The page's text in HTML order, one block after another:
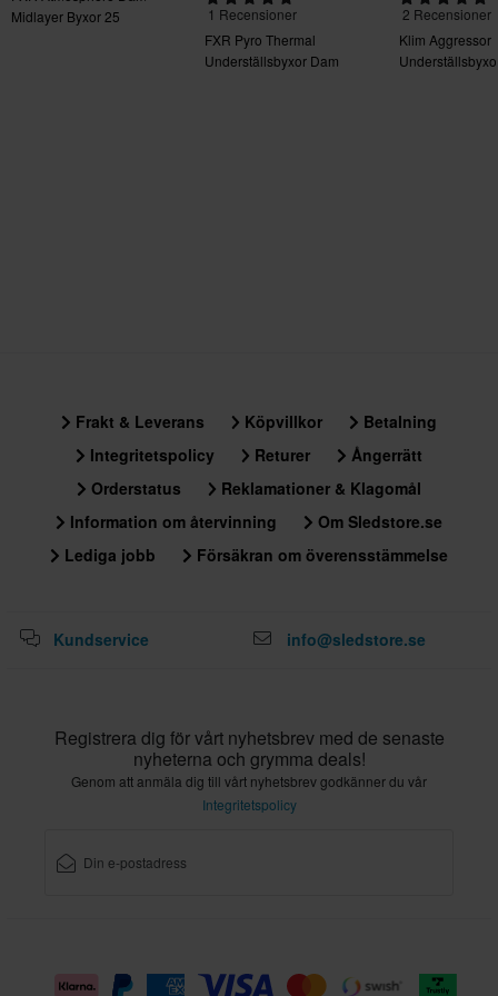
Midlayer Byxor 25
1 Recensioner
FXR Pyro Thermal
Underställsbyxor Dam
2 Recensioner
Klim Aggressor
Frakt & Leverans Köpvillkor
Betalning
Integritetspolicy
Returer
Ångerrätt
Orderstatus
Reklamationer & Klagomål
Information om återvinning
Om Sledstore.se
Lediga jobb
Försäkran om överensstämmelse
Kundservice info@sledstore.se
Registrera dig för vårt nyhetsbrev med de senaste
nyheterna och grymma deals!
Genom att anmäla dig till vårt nyhetsbrev godkänner du vår
Integritetspolicy